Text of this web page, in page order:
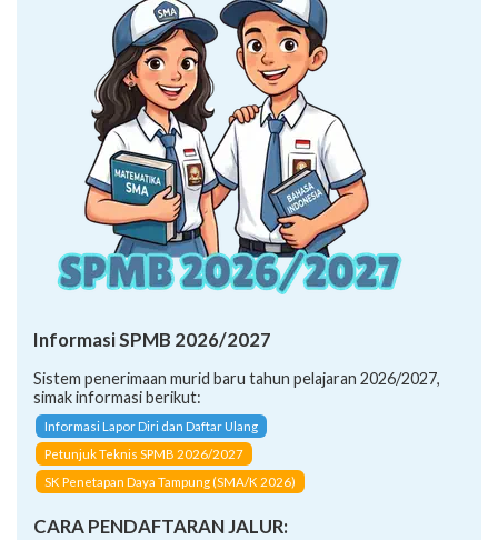
Informasi SPMB 2026/2027
Sistem penerimaan murid baru tahun pelajaran 2026/2027,
simak informasi berikut:
Informasi Lapor Diri dan Daftar Ulang
Petunjuk Teknis SPMB 2026/2027
SK Penetapan Daya Tampung (SMA/K 2026)
CARA PENDAFTARAN JALUR: